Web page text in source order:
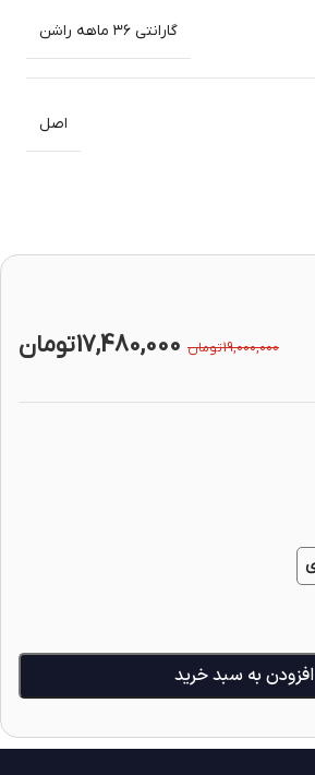
گارانتی ۳۶ ماهه راشن
اصل
19,000,000تومان 17,480,000تومان
افزودن به سبد خرید